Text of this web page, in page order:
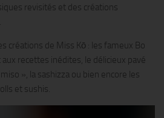
revisités et des créations
créations de Miss Kō : les fameux Bo
recettes inédites, le délicieux pavé
», la sashizza ou bien encore les
et sushis.